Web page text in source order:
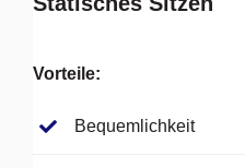
Vorteile:
Bequemlichkeit